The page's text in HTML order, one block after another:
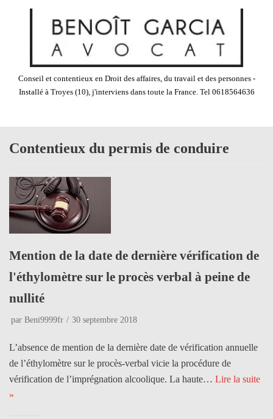
Conseil et contentieux en Droit des affaires, du travail et des personnes -
Installé à Troyes (10), j'interviens dans toute la France. Tel 0618564636
Contentieux du permis de conduire
Mention de la date de dernière vérification de
l'éthylomètre sur le procès verbal à peine de
nullité
par Beni9999fr 30 septembre 2018
L’absence de mention de la dernière date de vérification annuelle
de l’éthylomètre sur le procès-verbal vicie la procédure de
vérification de l’imprégnation alcoolique. La haute… Lire la suite
»